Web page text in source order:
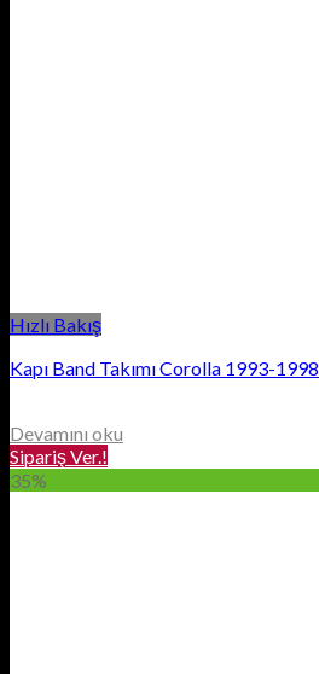
Hızlı Bakış
Kapı Band Takımı Corolla 1993-1998
Devamını oku
Sipariş Ver.!
35%